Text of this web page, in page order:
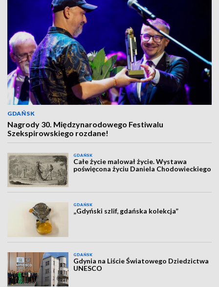
GDAŃSK
Nagrody 30. Międzynarodowego Festiwalu
Szekspirowskiego rozdane!
GDAŃSK
Całe życie malował życie. Wystawa
poświęcona życiu Daniela Chodowieckiego
GDAŃSK
„Gdyński szlif, gdańska kolekcja”
GDAŃSK
Gdynia na Liście Światowego Dziedzictwa
UNESCO